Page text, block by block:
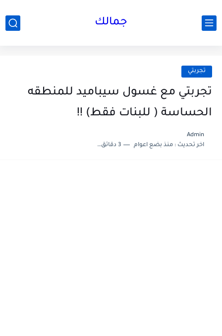
جمالك
تجربتي
تجربتي مع غسول سيباميد للمنطقه
الحساسة ( للبنات فقط) !!
Admin
اخر تحديث :منذ بضع اعوام 3 دقائق للقراءة